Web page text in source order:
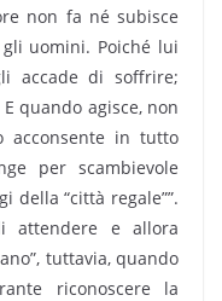
non fa né subisce
uomini. Poiché lui
accade di soffrire;
quando agisce, non
acconsente in tutto
per scambievole
della “città regale””.
attendere e allora
tuttavia, quando
riconoscere la